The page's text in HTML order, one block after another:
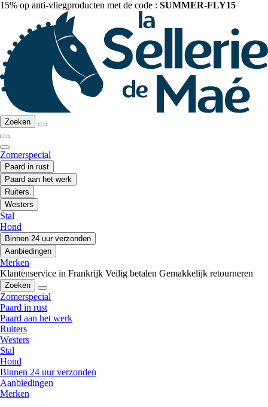
15% op anti-vliegproducten met de code : SUMMER-FLY15
Zoeken
Zomerspecial
Paard in rust
Paard aan het werk
Ruiters
Westers
Stal
Hond
Binnen 24 uur verzonden
Aanbiedingen
Merken
Klantenservice in Frankrijk Veilig betalen Gemakkelijk retourneren
Zoeken
Zomerspecial
Paard in rust
Paard aan het werk
Ruiters
Westers
Stal
Hond
Binnen 24 uur verzonden
Aanbiedingen
Merken